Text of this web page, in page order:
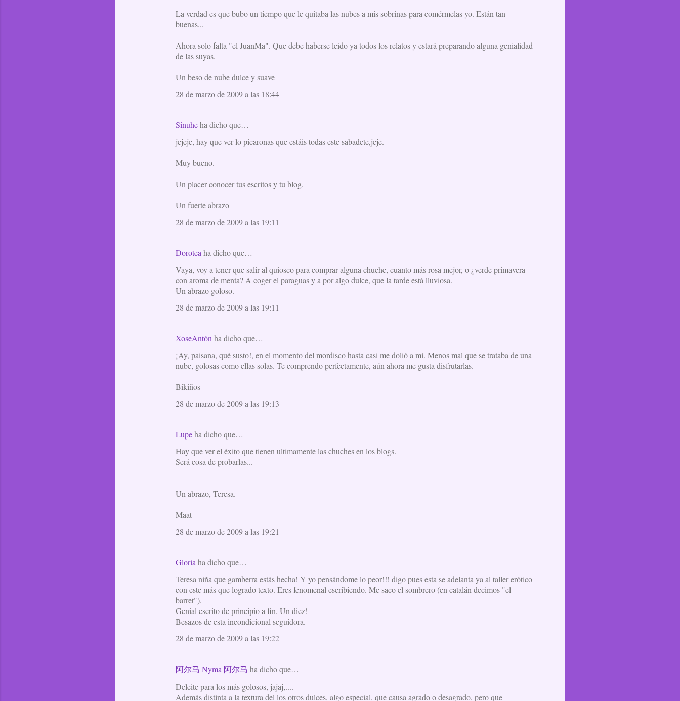
La verdad es que bubo un tiempo que le quitaba las nubes a mis sobrinas para comérmelas yo. Están tan
buenas...
Ahora solo falta "el JuanMa". Que debe haberse leido ya todos los relatos y estará preparando alguna genialidad
de las suyas.
Un beso de nube dulce y suave
28 de marzo de 2009 a las 18:44
Sinuheha dicho que…
jejeje, hay que ver lo picaronas que estáis todas este sabadete,jeje.
Muy bueno.
Un placer conocer tus escritos y tu blog.
Un fuerte abrazo
28 de marzo de 2009 a las 19:11
Dorotea ha dicho que…
Vaya, voy a tener que salir al quiosco para comprar alguna chuche, cuanto más rosa mejor, o ¿verde primavera
con aroma de menta? A coger el paraguas y a por algo dulce, que la tarde está lluviosa.
Un abrazo goloso.
28 de marzo de 2009 a las 19:11
XoseAntón ha dicho que…
¡Ay, paisana, qué susto!, en el momento del mordisco hasta casi me dolió a mí. Menos mal que se trataba de una
nube, golosas como ellas solas. Te comprendo perfectamente, aún ahora me gusta disfrutarlas.
Bikiños
28 de marzo de 2009 a las 19:13
Lupeha dicho que…
Hay que ver el éxito que tienen ultimamente las chuches en los blogs.
Será cosa de probarlas...
Un abrazo, Teresa.
Maat
28 de marzo de 2009 a las 19:21
Gloria ha dicho que…
Teresa niña que gamberra estás hecha! Y yo pensándome lo peor!!! digo pues esta se adelanta ya al taller erótico
con este más que logrado texto. Eres fenomenal escribiendo. Me saco el sombrero (en catalán decimos "el
barret").
Genial escrito de principio a fin. Un diez!
Besazos de esta incondicional seguidora.
28 de marzo de 2009 a las 19:22
阿尔马 Nyma 阿尔马 ha dicho que…
Deleite para los más golosos, jajaj,....
Además distinta a la textura del los otros dulces, algo especial, que causa agrado o desagrado, pero que